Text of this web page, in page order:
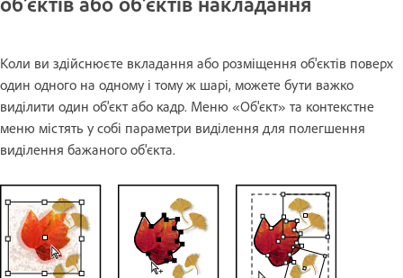
Коли ви здійснюєте вкладання або розміщення об'єктів поверх
один одного на одному і тому ж шарі, можете бути важко
виділити один об'єкт або кадр. Меню «Об'єкт» та контекстне
меню містять у собі параметри виділення для полегшення
виділення бажаного об'єкта.